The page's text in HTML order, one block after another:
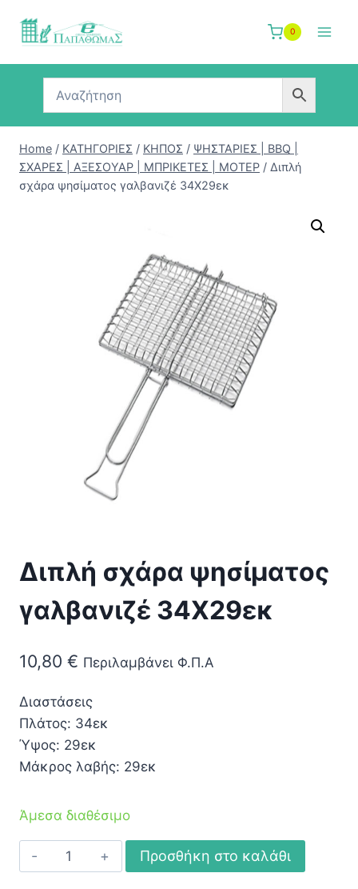
0
Home / ΚΑΤΗΓΟΡΙΕΣ / ΚΗΠΟΣ / ΨΗΣΤΑΡΙΕΣ | BBQ |
ΣΧΑΡΕΣ | ΑΞΕΣΟΥΑΡ | ΜΠΡΙΚΕΤΕΣ | ΜΟΤΕΡ / Διπλή
σχάρα ψησίματος γαλβανιζέ 34Χ29εκ
Διπλή σχάρα ψησίματος
γαλβανιζέ 34Χ29εκ
10,80 € Περιλαμβάνει Φ.Π.Α
Διαστάσεις
Πλάτος: 34εκ
Ύψος: 29εκ
Μάκρος λαβής: 29εκ
Άμεσα διαθέσιμο
Διπλή
σχάρα
Προσθήκη στο καλάθι